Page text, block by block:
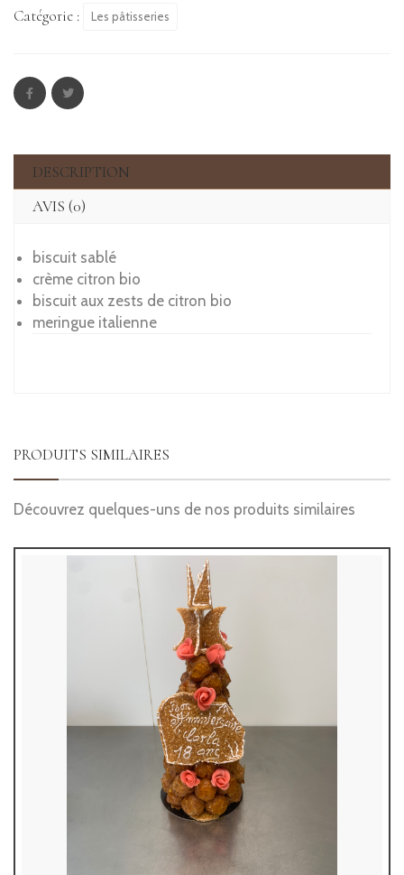
Catégorie : Les pâtisseries
DESCRIPTION
AVIS (0)
biscuit sablé
crème citron bio
biscuit aux zests de citron bio
meringue italienne
PRODUITS SIMILAIRES
Découvrez quelques-uns de nos produits similaires